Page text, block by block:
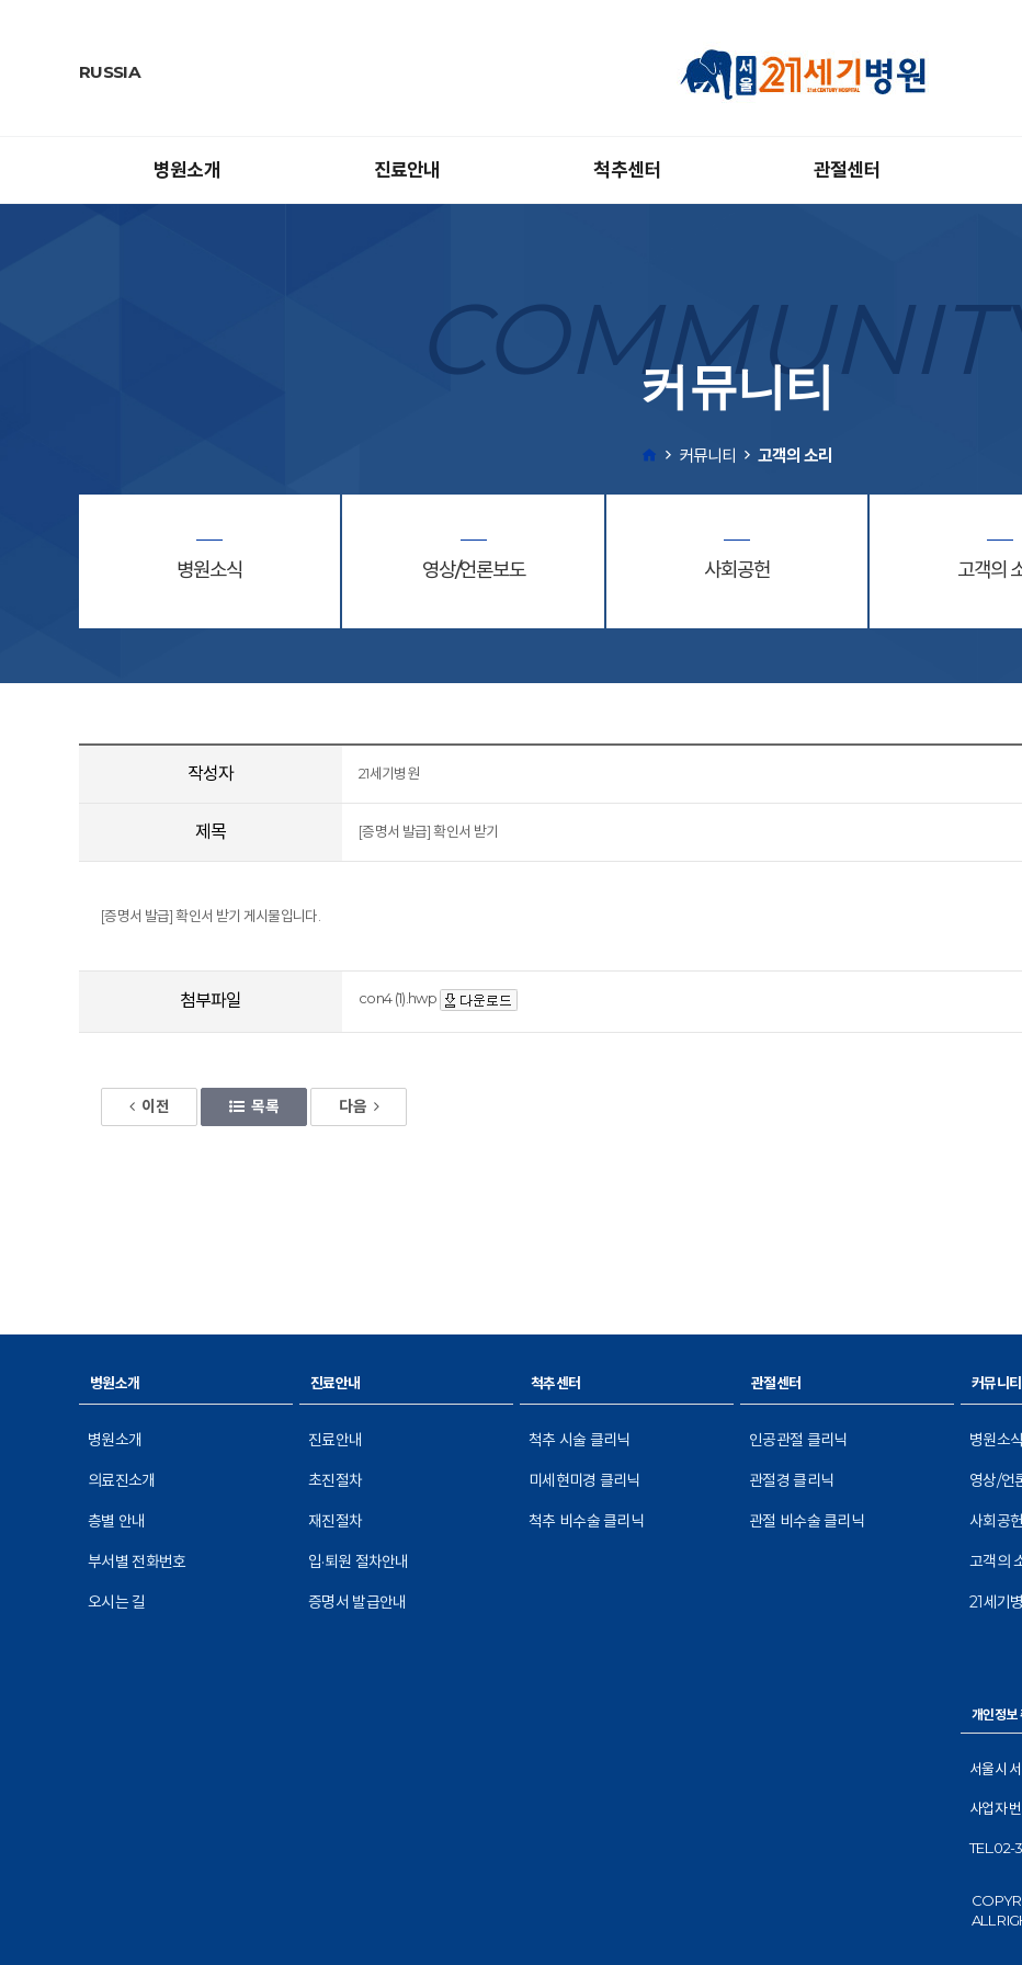
RUSSIA
병원소개 진료안내 척추센터 관절센터
커뮤니티
커뮤니티 고객의 소리
병원소식 영상/언론보도 사회공헌 고객의
작성자 21세기병원
제목 [증명서 발급] 확인서 받기
[증명서 발급] 확인서 받기 게시물입니다.
첨부파일 con4 (1).hwp
이전 목록 다음
병원소개
병원소개
의료진소개
층별 안내
부서별 전화번호
오시는 길
진료안내
진료안내
초진절차
재진절차
입·퇴원 절차안내
증명서 발급안내
척추센터
척추 시술 클리닉
미세현미경 클리닉
척추 비수술 클리닉
관절센터
인공관절 클리닉
관절경 클리닉
관절 비수술 클리닉
커뮤니티
병원소식
영상/언
사회공헌
고객의
21세기
개인정보
서울시
사업자
TEL.02-
ALL